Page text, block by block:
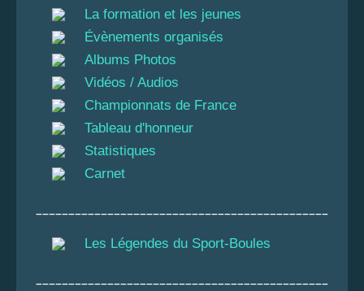
La formation et les jeunes
Évènements organisés
Albums Photos
Vidéos / Audios
Championnats de France
Tableau d'honneur
Statistiques
Carnet
Les Légendes du Sport-Boules